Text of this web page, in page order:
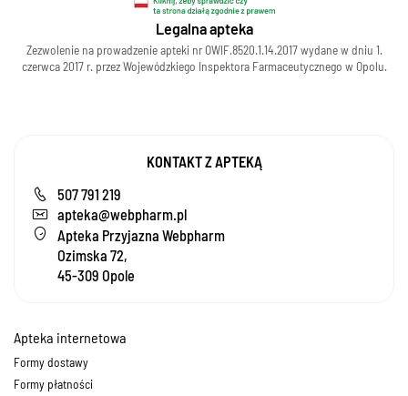
Legalna apteka
Zezwolenie na prowadzenie apteki nr OWIF.8520.1.14.2017 wydane w dniu 1.
czerwca 2017 r. przez Wojewódzkiego Inspektora Farmaceutycznego w Opolu.
KONTAKT Z APTEKĄ
507 791 219
apteka@webpharm.pl
Apteka Przyjazna Webpharm
Ozimska 72,
45-309 Opole
Apteka internetowa
Formy dostawy
Formy płatności